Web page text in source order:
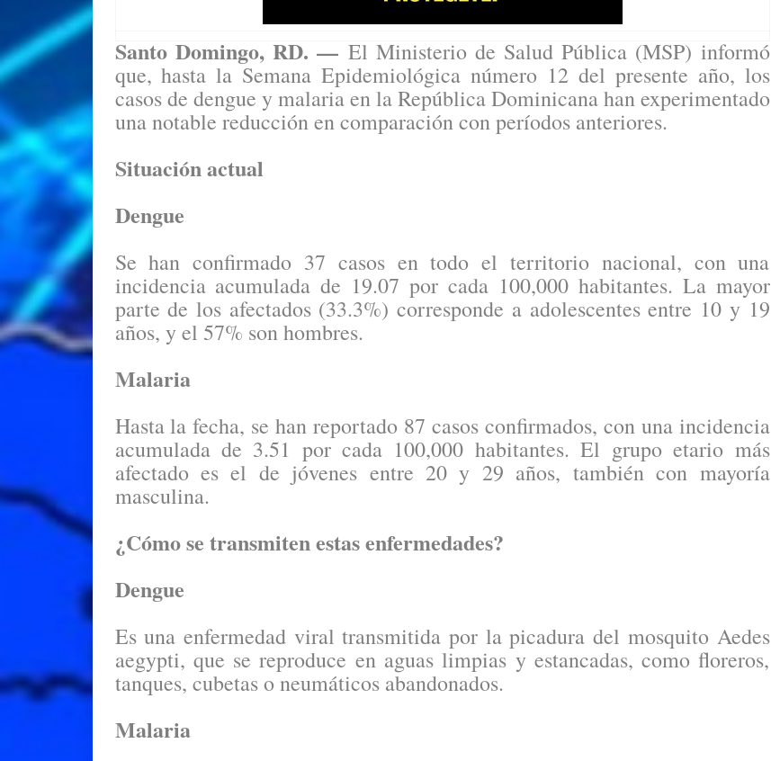
Santo Domingo, RD. —El Ministerio de Salud Pública (MSP) informó
que, hasta la Semana Epidemiológica número 12 del presente año, los
casos de dengue y malaria en la República Dominicana han experimentado
una notable reducción en comparación con períodos anteriores.
Situación actual
Dengue
Se han confirmado 37 casos en todo el territorio nacional, con una
incidencia acumulada de 19.07 por cada 100,000 habitantes. La mayor
parte de los afectados (33.3%) corresponde a adolescentes entre 10 y 19
años, y el 57% son hombres.
Malaria
Hasta la fecha, se han reportado 87 casos confirmados, con una incidencia
acumulada de 3.51 por cada 100,000 habitantes. El grupo etario más
afectado es el de jóvenes entre 20 y 29 años, también con mayoría
masculina.
¿Cómo se transmiten estas enfermedades?
Dengue
Es una enfermedad viral transmitida por la picadura del mosquito Aedes
aegypti, que se reproduce en aguas limpias y estancadas, como floreros,
tanques, cubetas o neumáticos abandonados.
Malaria